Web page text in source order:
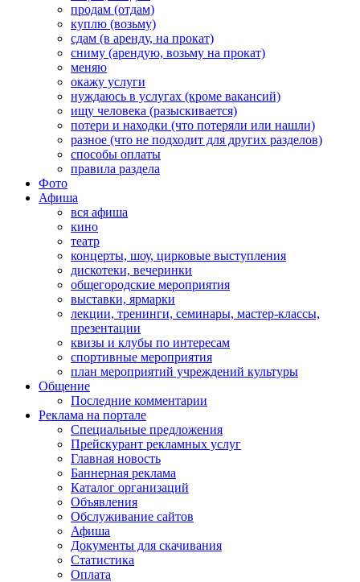
продам (отдам)
куплю (возьму)
сдам (в аренду, на прокат)
сниму (арендую, возьму на прокат)
меняю
окажу услуги
нуждаюсь в услугах (кроме вакансий)
ищу человека (разыскивается)
потери и находки (что потеряли или нашли)
разное (что не подходит для других разделов)
способы оплаты
правила раздела
Фото
Афиша
вся афиша
кино
театр
концерты, шоу, цирковые выступления
дискотеки, вечеринки
общегородские мероприятия
выставки, ярмарки
лекции, тренинги, семинары, мастер-классы,
презентации
квизы и клубы по интересам
спортивные мероприятия
план мероприятий учреждений культуры
Общение
Последние комментарии
Реклама на портале
Специальные предложения
Прейскурант рекламных услуг
Главная новость
Баннерная реклама
Каталог организаций
Объявления
Обслуживание сайтов
Афиша
Документы для скачивания
Статистика
Оплата